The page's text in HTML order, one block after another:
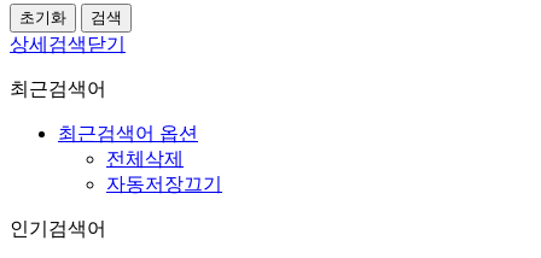
상세검색닫기
최근검색어
최근검색어 옵션
전체삭제
자동저장끄기
인기검색어